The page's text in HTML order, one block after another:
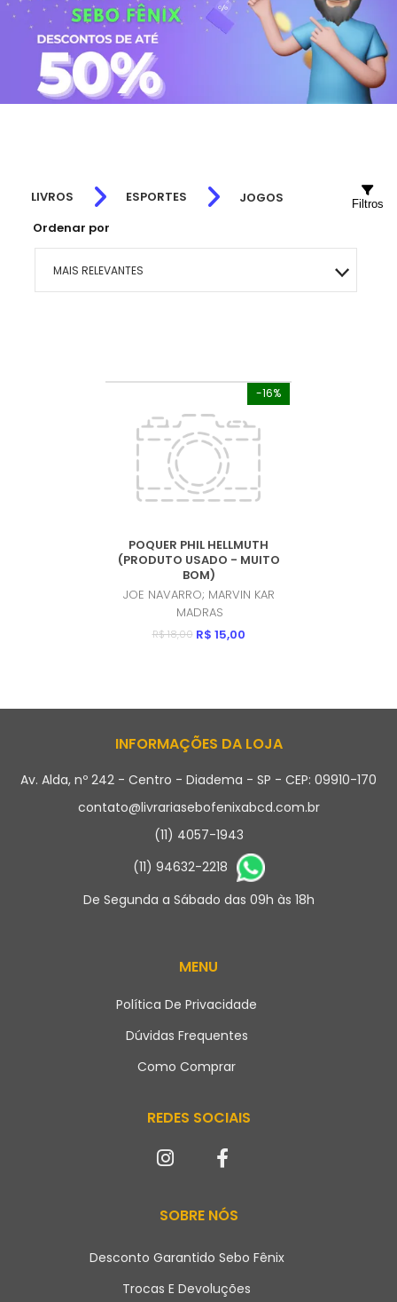
LIVROS ESPORTES
JOGOS
Ordenar por
MAIS RELEVANTES
Filtros
-16%
POQUER PHIL HELLMUTH
(PRODUTO USADO - MUITO
BOM)
JOE NAVARRO; MARVIN KAR
MADRAS
R$ 18,00 R$ 15,00
INFORMAÇÕES DA LOJA
Av. Alda, nº 242 - Centro - Diadema - SP - CEP: 09910-170
contato@livrariasebofenixabcd.com.br
(11) 4057-1943
(11) 94632-2218
De Segunda a Sábado das 09h às 18h
MENU
Política De Privacidade
Dúvidas Frequentes
Como Comprar
REDES SOCIAIS
SOBRE NÓS
Desconto Garantido Sebo Fênix
Trocas E Devoluções